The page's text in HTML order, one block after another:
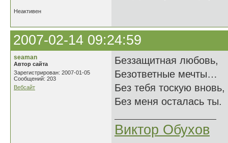
Неактивен
2007-02-14 09:24:59
seaman
Автор сайта
Зарегистрирован: 2007-01-05
Сообщений: 203
Вебсайт
Беззащитная любовь,
Безответные мечты…
Без тебя тоскую вновь,
Без меня осталась ты.
Виктор Обухов